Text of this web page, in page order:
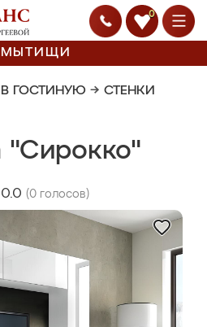
0
МЫТИЩИ
ГОСТИНУЮ → СТЕНКИ
"Сирокко"
0.0 (0 голосов)